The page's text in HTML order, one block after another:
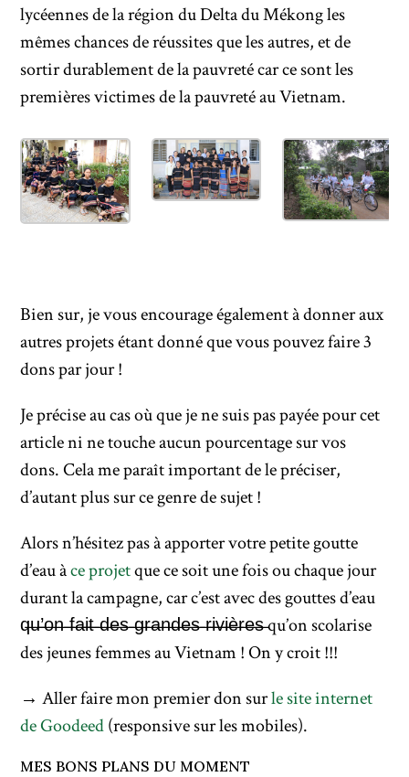
lycéennes de la région du Delta du Mékong les
mêmes chances de réussites que les autres, et de
sortir durablement de la pauvreté car ce sont les
premières victimes de la pauvreté au Vietnam.
Bien sur, je vous encourage également à donner aux
autres projets étant donné que vous pouvez faire 3
dons par jour !
Je précise au cas où que je ne suis pas payée pour cet
article ni ne touche aucun pourcentage sur vos
dons. Cela me paraît important de le préciser,
d’autant plus sur ce genre de sujet !
Alors n’hésitez pas à apporter votre petite goutte
d’eau àce projetque ce soit une fois ou chaque jour
durant la campagne, car c’est avec des gouttes d’eau
q̶u̶’̶o̶n̶ ̶f̶a̶i̶t̶ ̶d̶e̶s̶ ̶g̶r̶a̶n̶d̶e̶s̶ ̶r̶i̶v̶i̶è̶r̶e̶s̶ qu’on scolarise
des jeunes femmes au Vietnam ! On y croit !!!
→ Aller faire mon premier don surle site internet
de Goodeed(responsive sur les mobiles).
MES BONS PLANS DU MOMENT